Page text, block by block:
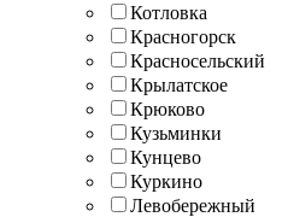
Котловка
Красногорск
Красносельский
Крылатское
Крюково
Кузьминки
Кунцево
Куркино
Левобережный